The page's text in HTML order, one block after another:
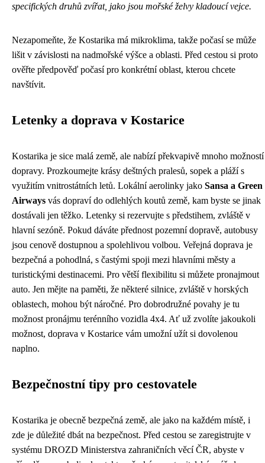
specifických druhů zvířat, jako jsou mořské želvy kladoucí vejce.
Nezapomeňte, že Kostarika má mikroklima, takže počasí se může
lišit v závislosti na nadmořské výšce a oblasti. Před cestou si proto
ověřte předpověď počasí pro konkrétní oblast, kterou chcete
navštívit.
Letenky a doprava v Kostarice
Kostarika je sice malá země, ale nabízí překvapivě mnoho možností
dopravy. Prozkoumejte krásy deštných pralesů, sopek a pláží s
využitím vnitrostátních letů. Lokální aerolinky jako Sansa a Green
Airways vás dopraví do odlehlých koutů země, kam byste se jinak
dostávali jen těžko. Letenky si rezervujte s předstihem, zvláště v
hlavní sezóně. Pokud dáváte přednost pozemní dopravě, autobusy
jsou cenově dostupnou a spolehlivou volbou. Veřejná doprava je
bezpečná a pohodlná, s častými spoji mezi hlavními městy a
turistickými destinacemi. Pro větší flexibilitu si můžete pronajmout
auto. Jen mějte na paměti, že některé silnice, zvláště v horských
oblastech, mohou být náročné. Pro dobrodružné povahy je tu
možnost pronájmu terénního vozidla 4x4. Ať už zvolíte jakoukoli
možnost, doprava v Kostarice vám umožní užít si dovolenou
naplno.
Bezpečnostní tipy pro cestovatele
Kostarika je obecně bezpečná země, ale jako na každém místě, i
zde je důležité dbát na bezpečnost. Před cestou se zaregistrujte v
systému DROZD Ministerstva zahraničních věcí ČR, abyste v